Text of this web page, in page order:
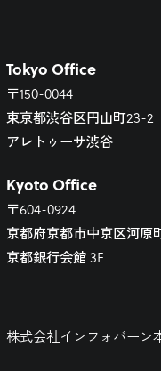
Tokyo Office
〒150-0044
東京都渋谷区円山町23-2
アレトゥーサ渋谷
Kyoto Office
〒604-0924
京都府京都市中京区河原
京都銀行会館 3F
株式会社インフォバーン